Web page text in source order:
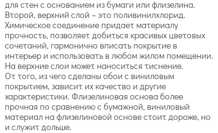
для стен с основанием из бумаги или флизелина.
Второй, верхний слой – это поливинилхлорид.
Химическое соединение придает материалу
прочность, позволяет добиться красивых цветовых
сочетаний, гармонично вписать покрытие в
интерьер и использовать в любом жилом помещении.
На верхние слои может наноситься тиснение.
От того, из чего сделаны обои с виниловым
покрытием, зависит их качество и другие
характеристики. Флизелиновая основа более
прочная по сравнению с бумажной, виниловый
материал на флизелиновой основе стоит дороже, но
и служит дольше.